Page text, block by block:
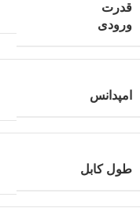
قدرت
ورودی
امپدانس
طول کابل